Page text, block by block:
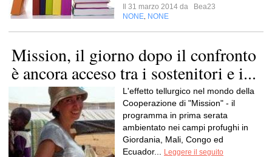
Il 31 marzo 2014 da
Bea23
NONE NONE
Mission, il giorno dopo il confronto
è ancora acceso tra i sostenitori e i...
L'effetto tellurgico nel mondo della
Cooperazione di "Mission" - il
programma in prima serata
ambientato nei campi profughi in
Giordania, Mali, Congo ed
Ecuador...
Leggere il seguito